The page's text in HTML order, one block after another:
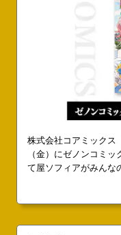
株式会社コアミックス
（金）にゼノンコミ
て屋ソフィアがみん
幸せにする“特別な魔
乏令嬢、現代知識で
す』第4巻今仲華月1話